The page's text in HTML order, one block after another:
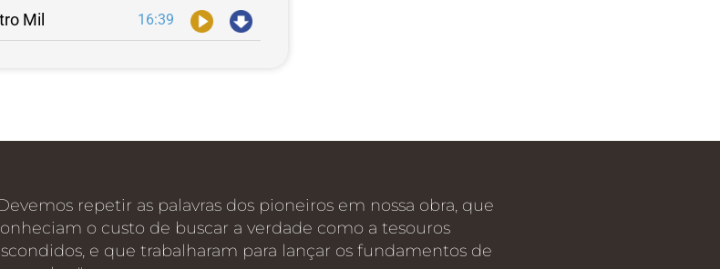
Mil 16:39
repetir as palavras dos pioneiros em nossa obra, que
o custo de buscar a verdade como a tesouros
e que trabalharam para lançar os fundamentos de